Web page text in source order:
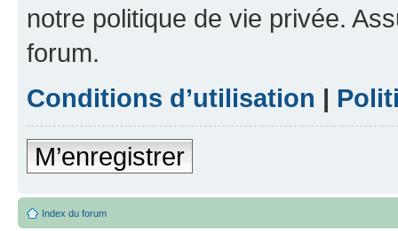
notre politique de vie privée.
forum.
Conditions d’utilisation |
M’enregistrer
Index du forum